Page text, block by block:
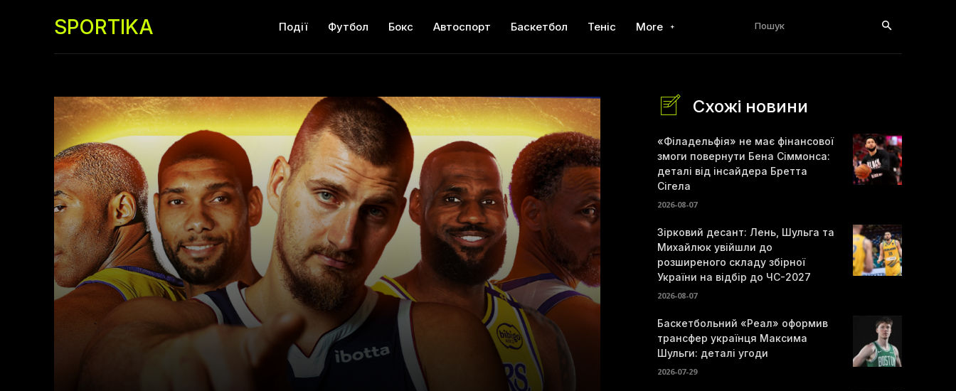
SPORTIKA Події Футбол Бокс Автоспорт Баскетбол Теніс More Пошук
Схожі новини
«Філадельфія» не має фінансової
змоги повернути Бена Сіммонса:
деталі від інсайдера Бретта
Сігела
2026-08-07
Зірковий десант: Лень, Шульга та
Михайлюк увійшли до
розширеного складу збірної
України на відбір до ЧС-2027
2026-08-07
Баскетбольний «Реал» оформив
трансфер українця Максима
Шульги: деталі угоди
2026-07-29